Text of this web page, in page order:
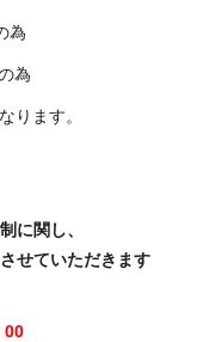
為
為
ります。
に関し、
せていただきます
00